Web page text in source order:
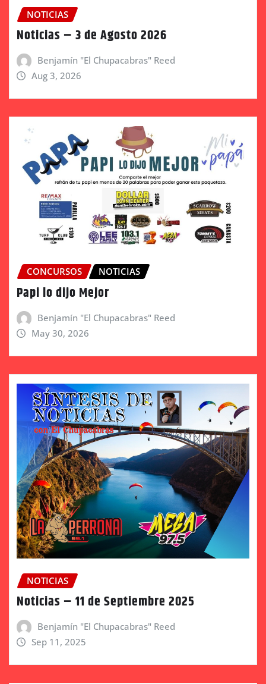
NOTICIAS
Noticias – 3 de Agosto 2026
Benjamín "El Chupacabras" Reed
Aug 3, 2026
CONCURSOS NOTICIAS
Papi lo dijo Mejor
Benjamín "El Chupacabras" Reed
May 30, 2026
NOTICIAS
Noticias – 11 de Septiembre 2025
Benjamín "El Chupacabras" Reed
Sep 11, 2025